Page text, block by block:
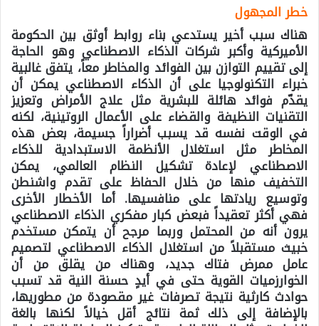
خطر المجهول
هناك سبب أخير يستدعي بناء روابط أوثق بين الحكومة
الأميركية وأكبر شركات الذكاء الاصطناعي وهو الحاجة
إلى تقييم التوازن بين الفوائد والمخاطر معاً، يتفق غالبية
خبراء التكنولوجيا على أن الذكاء الاصطناعي يمكن أن
يقدّم فوائد هائلة للبشرية مثل علاج الأمراض وتعزيز
التقنيات النظيفة والقضاء على الأعمال الروتينية، لكنه
في الوقت نفسه قد يسبب أضراراً جسيمة، بعض هذه
المخاطر مثل استغلال الأنظمة الاستبدادية للذكاء
الاصطناعي لإعادة تشكيل النظام العالمي، يمكن
التخفيف منها من خلال الحفاظ على تقدم واشنطن
وتوسيع ريادتها على منافسيها. أما الأخطار الأخرى
فهي أكثر تعقيداً فبعض كبار مفكري الذكاء الاصطناعي
يرون أنه من المحتمل وربما مرجح أن يتمكن مستخدم
خبيث مستقبلاً من استغلال الذكاء الاصطناعي لتصميم
عامل ممرض فتاك جديد، وهناك من يقلق من أن
الخوارزميات القوية حتى في أيدٍ حسنة النية قد تسبب
حوادث كارثية نتيجة تصرفات غير مقصودة من مطوريها،
بالإضافة إلى ذلك ثمة نتائج أقل خيالاً لكنها بالغة